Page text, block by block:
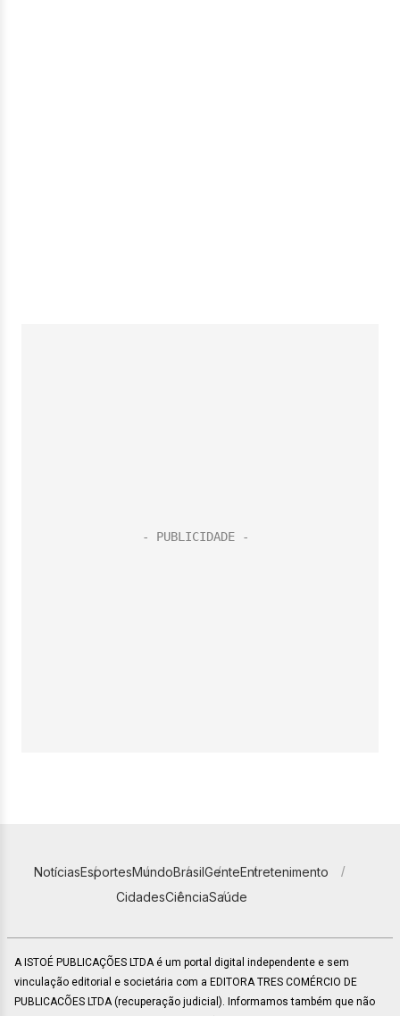
NotíciasEsportesMundoBrasilGenteEntretenimento
CidadesCiênciaSaúde
A ISTOÉ PUBLICAÇÕES LTDA é um portal digital independente e sem
vinculação editorial e societária com a EDITORA TRES COMÉRCIO DE
PUBLICACÕES LTDA (recuperação judicial). Informamos também que não